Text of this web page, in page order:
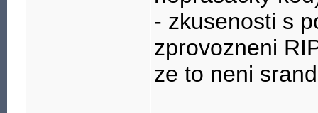
- zkusenosti s
zprovozneni
ze to neni